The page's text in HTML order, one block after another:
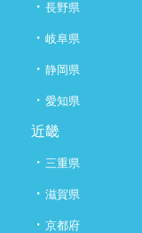
・ 長野県
・ 岐阜県
・ 静岡県
・ 愛知県
近畿
・ 三重県
・ 滋賀県
・ 京都府